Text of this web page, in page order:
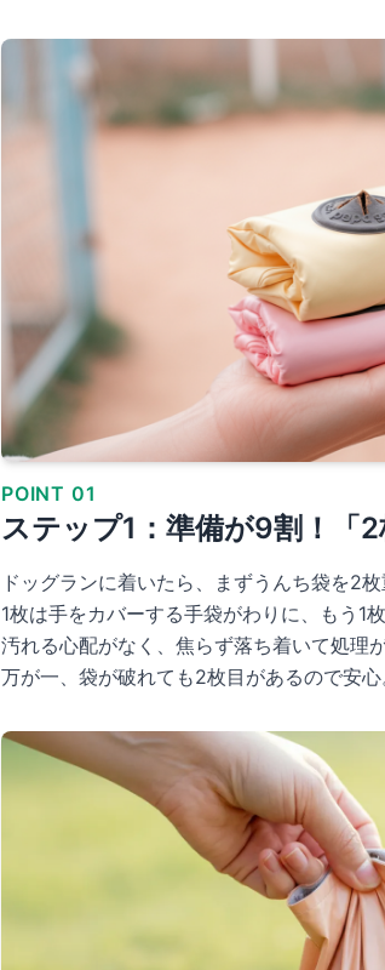
POINT 01
ステップ1：準備が9割！「
ドッグランに着いたら、まずうんち袋を2
1枚は手をカバーする手袋がわりに、もう1
汚れる心配がなく、焦らず落ち着いて処理が
万が一、袋が破れても2枚目があるので安